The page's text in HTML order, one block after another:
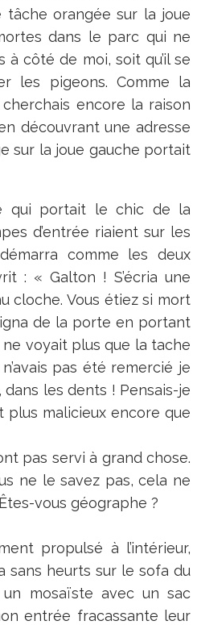
orangée sur la joue
dans le parc qui ne
côté de moi, soit qu’il se
les pigeons. Comme la
encore la raison
découvrant une adresse
sur la joue gauche portait
qui portait le chic de la
d’entrée riaient sur les
comme les deux
: « Galton ! S’écria une
cloche. Vous étiez si mort
de la porte en portant
voyait plus que la tache
pas été remercié je
les dents ! Pensais-je
plus malicieux encore que
pas servi à grand chose.
ne le savez pas, cela ne
vous géographe ?
propulsé à l’intérieur,
sans heurts sur le sofa du
mosaïste avec un sac
entrée fracassante leur